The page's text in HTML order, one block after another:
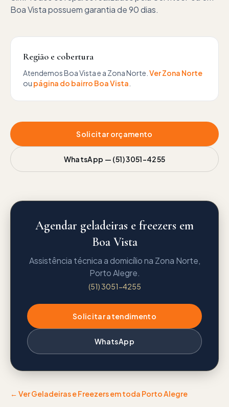
Boa Vista possuem garantia de 90 dias.
Região e cobertura
AtendemosBoa Vistae a Zona Norte VerZona Norte
ou página do bairro Boa Vista
Solicitar orçamento
WhatsApp — (51) 3051-4255
Agendar geladeiras e freezers em
Boa Vista
Assistência técnica a domicílio na Zona Norte,
Porto Alegre.
(51) 3051-4255
Solicitar atendimento
WhatsApp
← VerGeladeiras e Freezersem toda Porto Alegre